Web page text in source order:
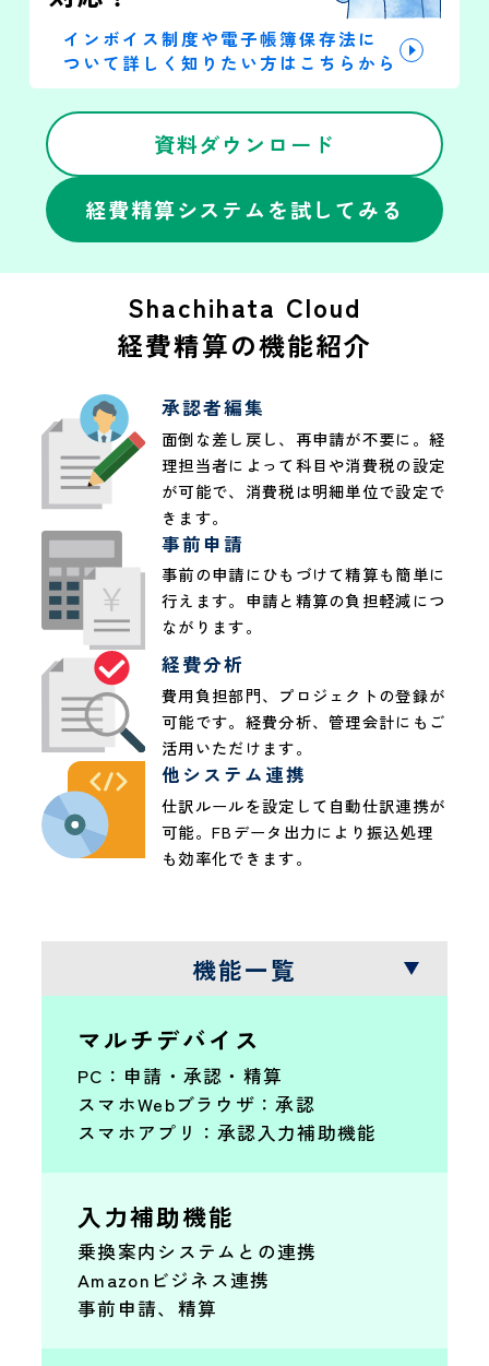
インボイス制度や電子帳簿保存法に
ついて詳しく知りたい方はこちらから
経費精算システムを試してみる
資料ダウンロード
Shachihata Cloud
経費精算の機能紹介
承認者編集
面倒な差し戻し、再申請が不要に。経
理担当者によって科目や消費税の設定
が可能で、消費税は明細単位で設定で
きます。
事前申請
事前の申請にひもづけて精算も簡単に
行えます。申請と精算の負担軽減につ
ながります。
経費分析
費用負担部門、プロジェクトの登録が
可能です。経費分析、管理会計にもご
活用いただけます。
他システム連携
仕訳ルールを設定して自動仕訳連携が
可能。FBデータ出力により振込処理
も効率化できます。
機能一覧
マルチデバイス
PC：申請・承認・精算
スマホWebブラウザ：承認
スマホアプリ：承認入力補助機能
入力補助機能
乗換案内システムとの連携
Amazonビジネス連携
事前申請、精算